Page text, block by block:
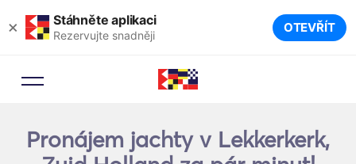
× Stáhněte aplikaci
Rezervujte snadněji OTEVŘÍT
Pronájem jachty v Lekkerkerk,